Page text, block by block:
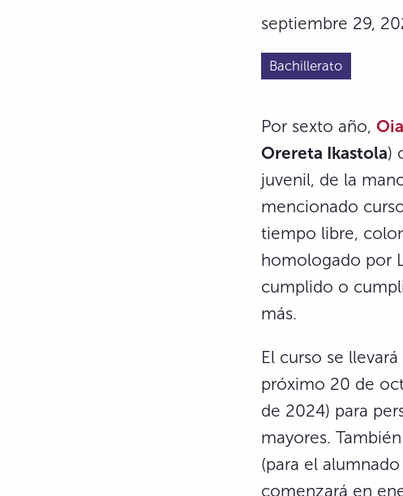
septiembre 29,
Bachillerato
Por sexto año,
Orereta Ikastola)
juvenil, de la
mencionado
tiempo libre,
homologado por
cumplido o
más.
El curso se
próximo 20 de
de 2024) para
mayores.
(para el
comenzará en